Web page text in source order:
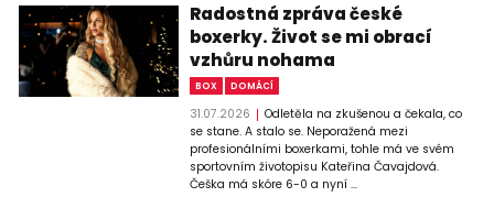
Radostná zpráva české
boxerky. Život se mi obrací
vzhůru nohama
BOX DOMÁCÍ
31.07.2026
Odletěla na zkušenou a čekala, co
se stane. A stalo se. Neporažená mezi
profesionálními boxerkami, tohle má ve svém
sportovním životopisu Kateřina Čavajdová.
Češka má skóre 6-0 a nyní ...